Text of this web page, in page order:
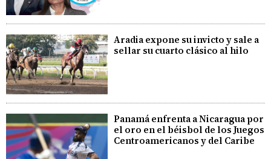
Aradia expone su invicto y sale a
sellar su cuarto clásico al hilo
Panamá enfrenta a Nicaragua por
el oro en el béisbol de los Juegos
Centroamericanos y del Caribe